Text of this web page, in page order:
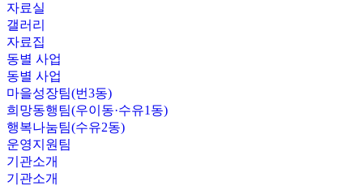
자료실
갤러리
자료집
동별 사업
동별 사업
마을성장팀(번3동)
희망동행팀(우이동·수유1동)
행복나눔팀(수유2동)
운영지원팀
기관소개
기관소개